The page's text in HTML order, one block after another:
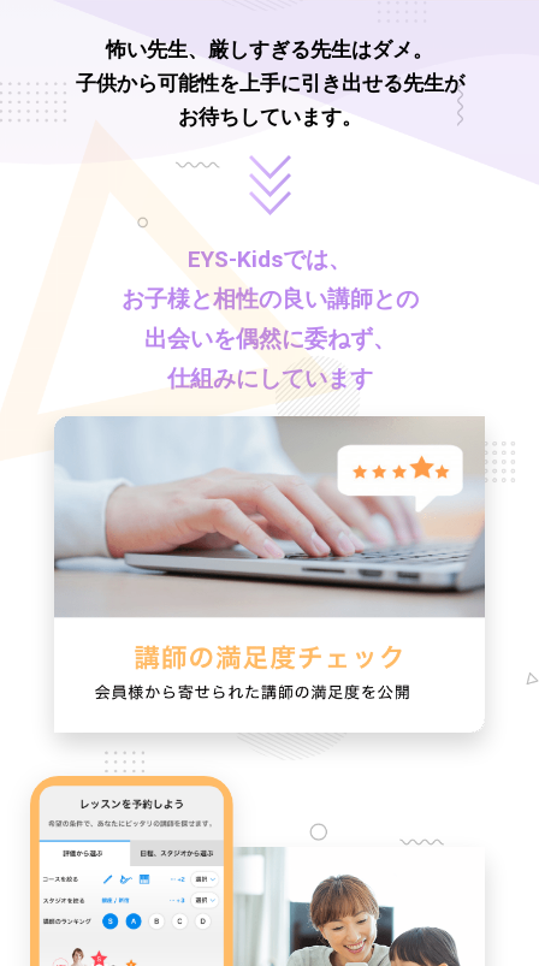
怖い先生、厳しすぎる先生はダメ。
子供から可能性を上手に引き出せる先生が
お待ちしています。
EYS-Kidsでは、
お子様と相性の良い講師との
出会いを偶然に委ねず、
仕組みにしています